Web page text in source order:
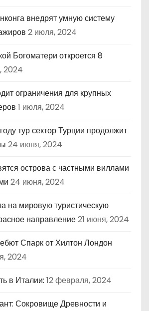
внедрят умную систему
2 июля, 2024
Богоматери откроется 8
2024
ограничения для крупных
1 июля, 2024
тур сектор Турции продолжит
24 июня, 2024
острова с частными виллами
24 июня, 2024
на мировую туристическую
направление21 июня, 2024
Спарк от Хилтон Лондон
2024
в Италии: 12 февраля, 2024
Сокровище Древности и